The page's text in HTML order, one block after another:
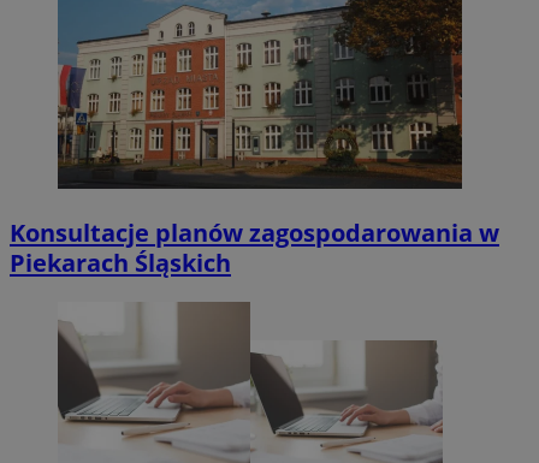
Konsultacje planów zagospodarowania w
Piekarach Śląskich